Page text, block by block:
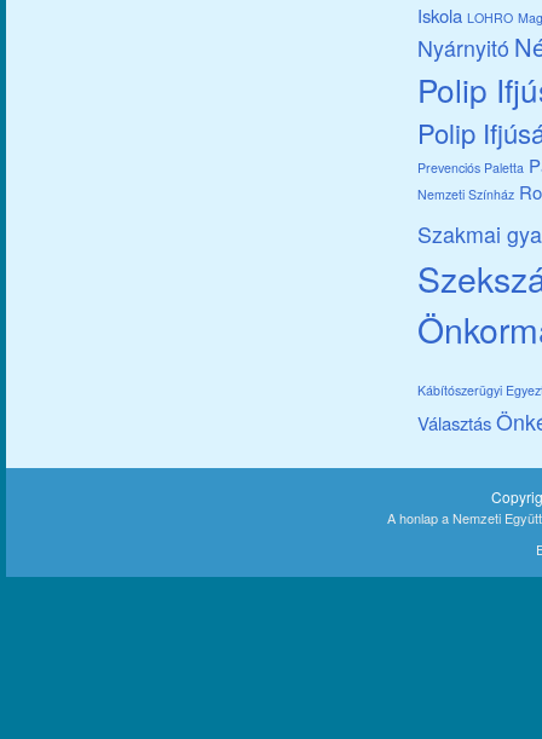
Iskola LOHRO
Nyárnyitó
Polip
Polip
Prevenciós Paletta
Nemzeti Színház
Szakmai
Kábítószerügyi
Választás
A honlap a Nemzeti